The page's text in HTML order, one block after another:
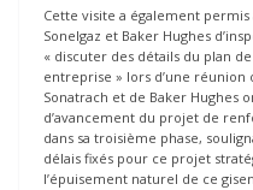
Cette visite a également
Sonelgaz et Baker Hughes
« discuter des détails du plan
entreprise » lors d’une réunion
Sonatrach et de Baker Hughes
d’avancement du projet de
dans sa troisième phase,
délais fixés pour ce projet
l’épuisement naturel de ce